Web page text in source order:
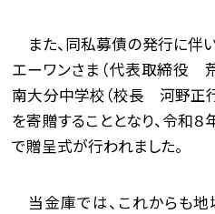
また、同私募債の発行に伴
エーワンさま（代表取締役
南大分中学校（校長 河野正行
を寄贈することとなり、令和
で贈呈式が行われました。
当金庫では、これからも